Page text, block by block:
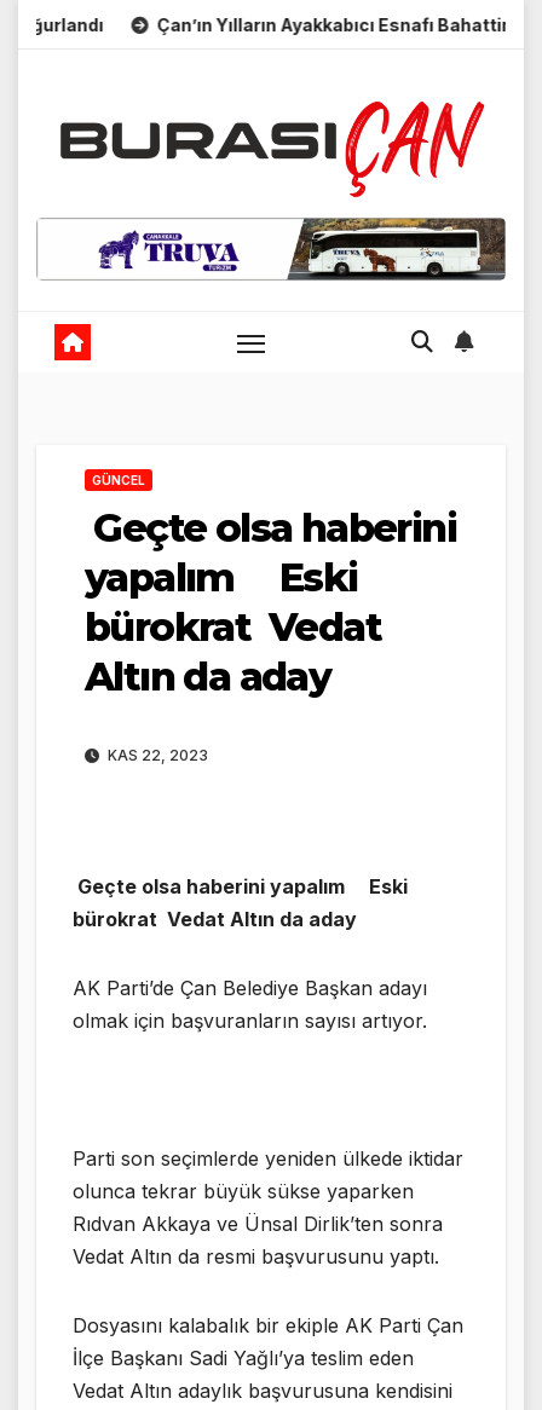
Skip
Çan’ın Yılların Ayakkabıcı Esnafı Bahattin Uçar
GÜNCEL
Geçte olsa haberini
yapalım Eski
bürokrat Vedat
Altın da aday
KAS 22, 2023
Geçte olsa haberini yapalım Eski
bürokrat Vedat Altın da aday
AK Parti’de Çan Belediye Başkan adayı
olmak için başvuranların sayısı artıyor.
Parti son seçimlerde yeniden ülkede iktidar
olunca tekrar büyük sükse yaparken
Rıdvan Akkaya ve Ünsal Dirlik’ten sonra
Vedat Altın da resmi başvurusunu yaptı.
Dosyasını kalabalık bir ekiple AK Parti Çan
İlçe Başkanı Sadi Yağlı’ya teslim eden
Vedat Altın adaylık başvurusuna kendisini